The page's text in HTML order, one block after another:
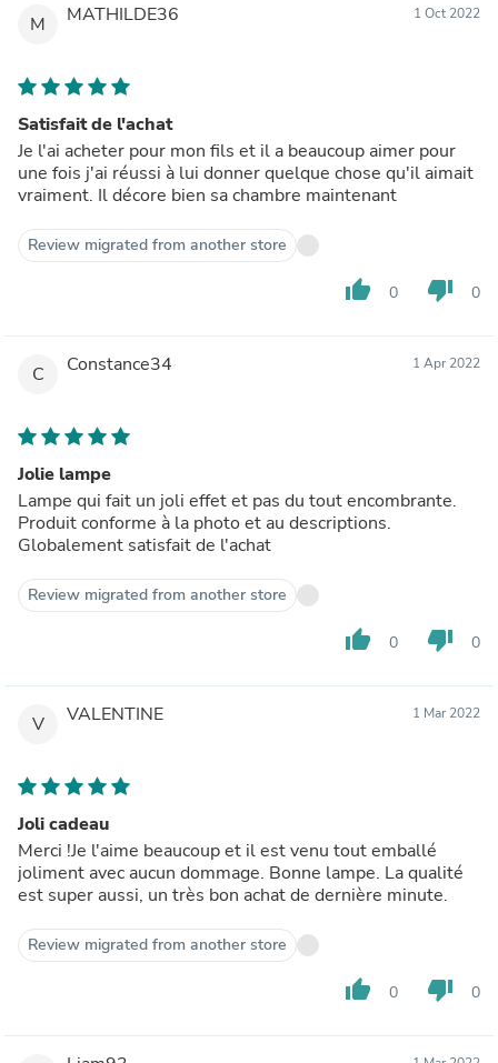
M MATHILDE36 1 Oct 2022
Satisfait de l'achat
Je l'ai acheter pour mon fils et il a beaucoup aimer pour
une fois j'ai réussi à lui donner quelque chose qu'il aimait
vraiment. Il décore bien sa chambre maintenant
Review migrated from another store
thumb_up 0 thumb_down 0
C Constance34 1 Apr 2022
Jolie lampe
Lampe qui fait un joli effet et pas du tout encombrante.
Produit conforme à la photo et au descriptions.
Globalement satisfait de l'achat
Review migrated from another store
thumb_up 0 thumb_down 0
V VALENTINE 1 Mar 2022
Joli cadeau
Merci !Je l'aime beaucoup et il est venu tout emballé
joliment avec aucun dommage. Bonne lampe. La qualité
est super aussi, un très bon achat de dernière minute.
Review migrated from another store
thumb_up 0 thumb_down 0